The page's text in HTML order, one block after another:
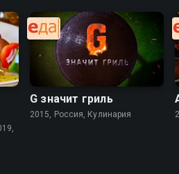
G значит гриль
2015, Россия, Кулинария